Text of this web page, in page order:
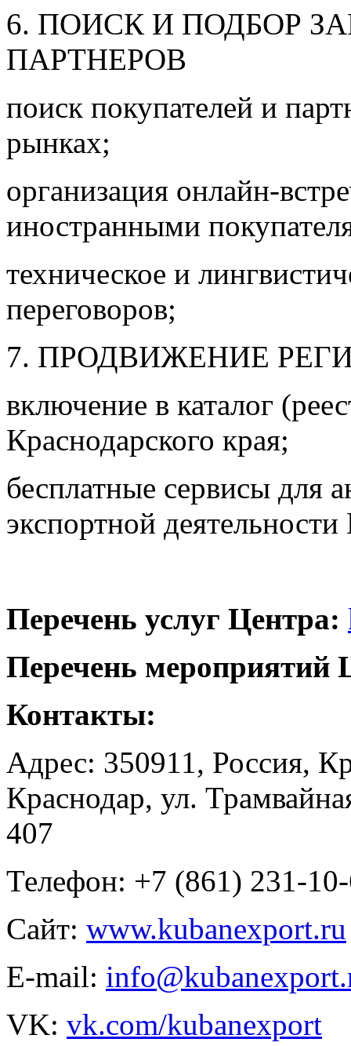
6. ПОИСК И ПОДБОР
ПАРТНЕРОВ
поиск покупателей и
рынках;
организация онлайн-
иностранными
техническое и
переговоров;
7. ПРОДВИЖЕНИЕ
включение в каталог
Краснодарского края;
бесплатные сервисы для
экспортной
Перечень услуг Центра:
Перечень мероприятий
Контакты:
Адрес: 350911, Россия,
Краснодар, ул.
407
Телефон: +7 (861) 231-
Сайт: www.kubanexport.ru
E-mail:
VK: vk.com/kubanexport